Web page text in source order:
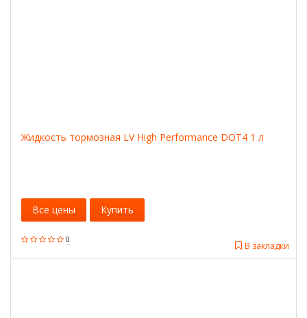
Жидкость тормозная LV High Performance DOT4 1 л
0
В закладки
Все цены Купить